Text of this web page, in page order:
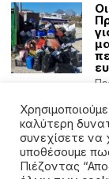
Powered with
καλύτερη
συνεχίσετε να
υποθέσουμε
Πιέζοντας